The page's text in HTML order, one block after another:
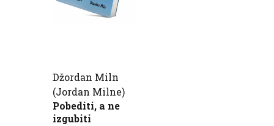
Džordan Miln
(Jordan Milne)
Pobediti, a ne
izgubiti